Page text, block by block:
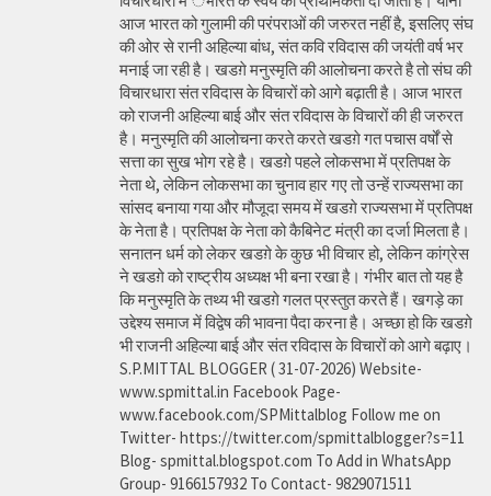
आज भारत को गुलामी की परंपराओं की जरुरत नहीं है, इसलिए संघ
की ओर से रानी अहिल्या बांध, संत कवि रविदास की जयंती वर्ष भर
मनाई जा रही है। खडग़े मनुस्मृति की आलोचना करते है तो संघ की
विचारधारा संत रविदास के विचारों को आगे बढ़ाती है। आज भारत
को राजनी अहिल्या बाई और संत रविदास के विचारों की ही जरुरत
है। मनुस्मृति की आलोचना करते करते खडग़े गत पचास वर्षों से
सत्ता का सुख भोग रहे है। खडग़े पहले लोकसभा में प्रतिपक्ष के
नेता थे, लेकिन लोकसभा का चुनाव हार गए तो उन्हें राज्यसभा का
सांसद बनाया गया और मौजूदा समय में खडग़े राज्यसभा में प्रतिपक्ष
के नेता है। प्रतिपक्ष के नेता को कैबिनेट मंत्री का दर्जा मिलता है।
सनातन धर्म को लेकर खडग़े के कुछ भी विचार हो, लेकिन कांग्रेस
ने खडग़े को राष्ट्रीय अध्यक्ष भी बना रखा है। गंभीर बात तो यह है
कि मनुस्मृति के तथ्य भी खडग़े गलत प्रस्तुत करते हैं। खगड़े का
उद्देश्य समाज में विद्वेष की भावना पैदा करना है। अच्छा हो कि खडग़े
भी राजनी अहिल्या बाई और संत रविदास के विचारों को आगे बढ़ाए।
S.P.MITTAL BLOGGER ( 31-07-2026) Website-
www.spmittal.in Facebook Page-
www.facebook.com/SPMittalblog Follow me on
Twitter- https://twitter.com/spmittalblogger?s=11
Blog- spmittal.blogspot.com To Add in WhatsApp
Group- 9166157932 To Contact- 9829071511